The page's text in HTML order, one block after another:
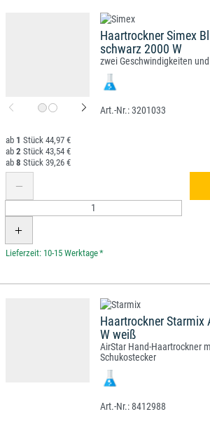
Haartrockner Simex
schwarz 2000 W
zwei Geschwindigkeiten
3201033
1
44,97 €
2
43,54 €
8
39,26 €
*
Haartrockner Starmix
W weiß
AirStar Hand-Haartrockner
Schukostecker
8412988